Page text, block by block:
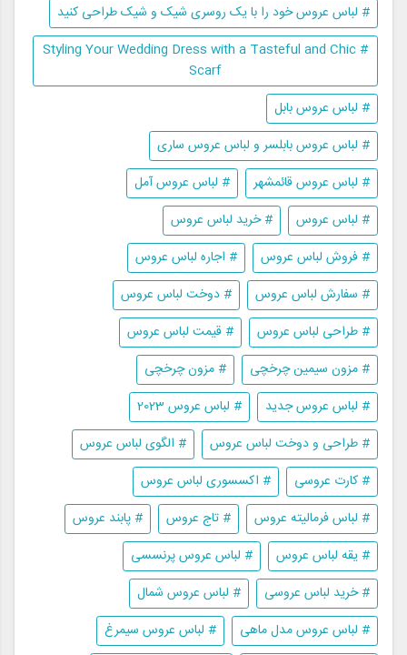
# لباس عروس خود را با یک روسری شیک و شیک طراحی کنید
# Styling Your Wedding Dress with a Tasteful and Chic
Scarf
# لباس عروس بابل
# لباس عروس بابلسر و لباس عروس ساری
# لباس عروس قائمشهر
# لباس عروس آمل
# لباس عروس
# خرید لباس عروس
# فروش لباس عروس
# اجاره لباس عروس
# سفارش لباس عروس
# دوخت لباس عروس
# طراحی لباس عروس
# قیمت لباس عروس
# مزون سیمین چرخچی
# مزون چرخچی
# لباس عروس جدید
# لباس عروس 2023
# طراحی و دوخت لباس عروس
# الگوی لباس عروس
# کارت عروسی
# اکسسوری لباس عروس
# لباس فرمالیته عروس
# تاج عروس
# پابند عروس
# یقه لباس عروس
# لباس عروس پرنسسی
# خرید لباس عروسی
# لباس عروس شمال
# لباس عروس مدل ماهی
# لباس عروس سیمرغ